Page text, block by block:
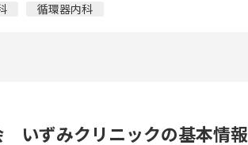
循環器内科
ずみクリニックの基本情報